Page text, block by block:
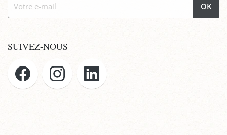
OK
SUIVEZ-NOUS